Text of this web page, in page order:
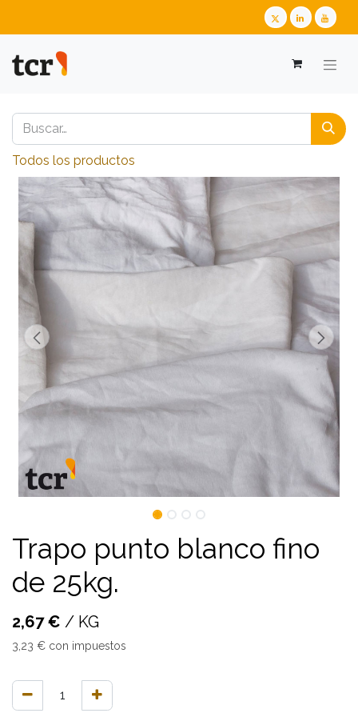
Todos los productos
Trapo punto blanco fino
de 25kg.
2,67€ / KG
3,23 € con impuestos